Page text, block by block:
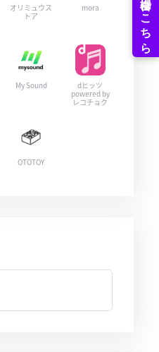
オリミュウス
トア
mora
My Sound
dヒッツ
powered by
レコチョク
OTOTOY